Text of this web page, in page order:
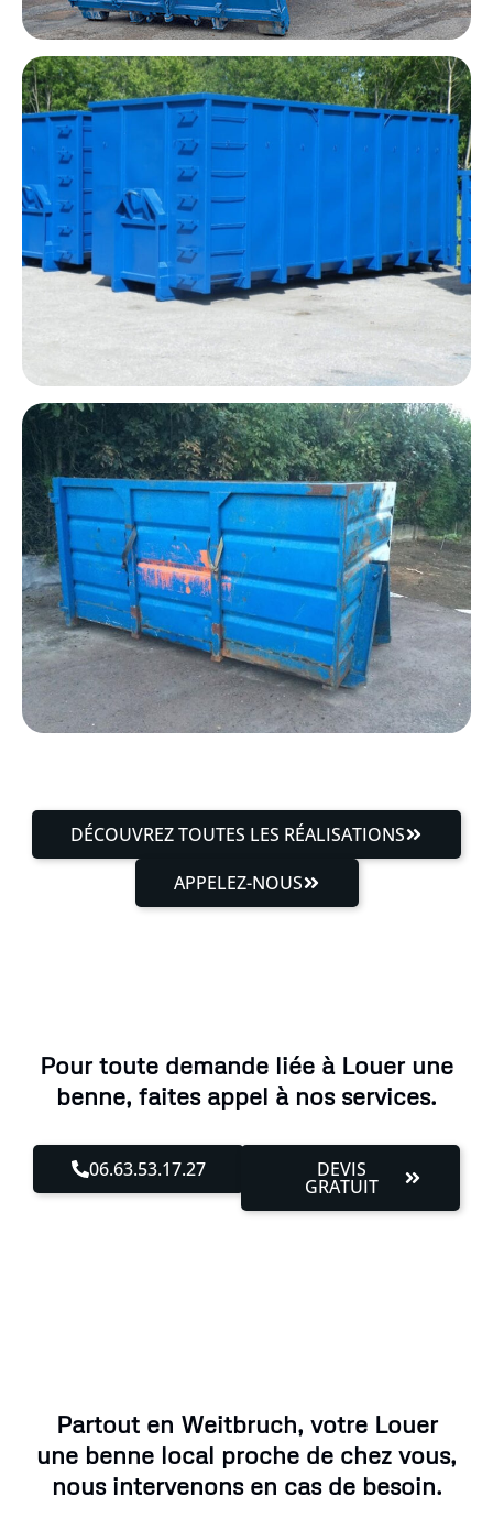
DÉCOUVREZ TOUTES LES RÉALISATIONS
APPELEZ-NOUS
Pour toute demande liée à Louer une
benne, faites appel à nos services.
06.63.53.17.27 DEVIS
GRATUIT
Partout en Weitbruch, votre Louer
une benne local proche de chez vous,
nous intervenons en cas de besoin.